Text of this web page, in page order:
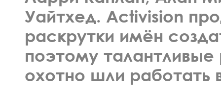
Уайтхед. Activision
раскрутки имён
поэтому талантливые
охотно шли работать